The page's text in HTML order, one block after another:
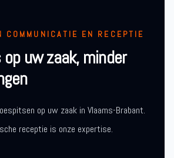
COMMUNICATIE EN RECEPTIE
uw zaak, minder
op uw zaak in Vlaams-Brabant.
receptie is onze expertise.